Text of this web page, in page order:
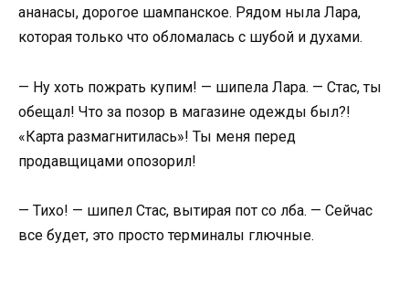
ананасы, дорогое шампанское. Рядом ныла Лара,
которая только что обломалась с шубой и духами.
— Ну хоть пожрать купим! — шипела Лара. — Стас, ты
обещал! Что за позор в магазине одежды был?!
«Карта размагнитилась»! Ты меня перед
продавщицами опозорил!
— Тихо! — шипел Стас, вытирая пот со лба. — Сейчас
все будет, это просто терминалы глючные.